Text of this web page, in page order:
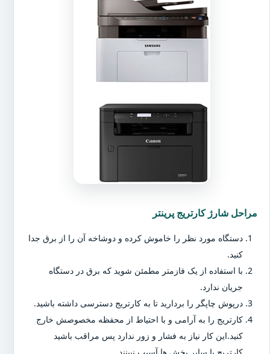
مراحل شارژ کارتریج پرینتر
دستگاه مورد نظر را خاموش کرده و دوشاخه آن را از برق جدا
کنید.
با استفاده از یک فازمتر مطمئن شوید که برق در دستگاه
جریان ندارد.
درپوش چاپگر را بردارید تا به کارتریج دسترسی داشته باشید.
کارتریج را به آرامی و با احتیاط از محفظه مخصوصش خارج
کنید.این کار نیاز به فشار و زور ندارد پس مراقب باشید